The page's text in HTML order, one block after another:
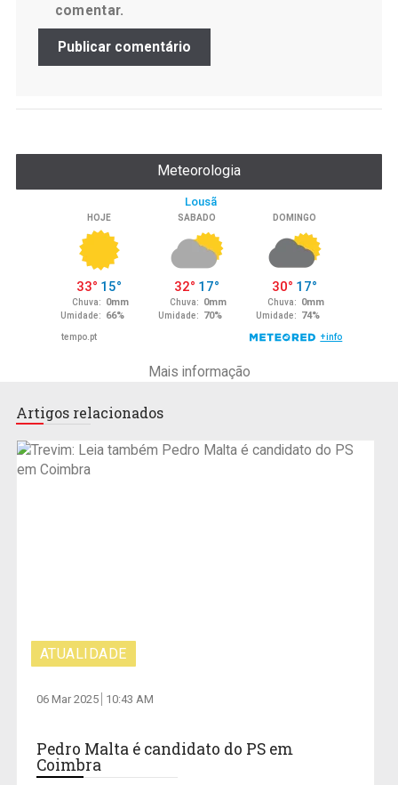
comentar.
Meteorologia
Mais informação
Artigos relacionados
ATUALIDADE
06 Mar 2025 10:43 AM
Pedro Malta é candidato do PS em
Coimbra